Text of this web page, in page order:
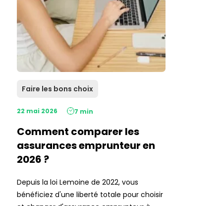
Faire les bons choix
22 mai 2026 7 min
Comment comparer les
assurances emprunteur en
2026 ?
Depuis la loi Lemoine de 2022, vous
bénéficiez d'une liberté totale pour choisir